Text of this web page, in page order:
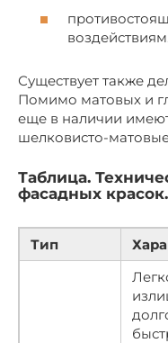
воздействиям.
Существует также
Помимо матовых и
еще в наличии
шелковисто-
Таблица.
фасадных красок.
Тип